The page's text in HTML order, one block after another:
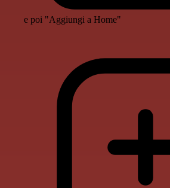
e poi "Aggiungi a Home"